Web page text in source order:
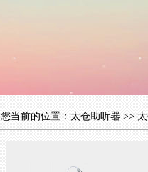
您当前的位置： 太仓助听器 >>